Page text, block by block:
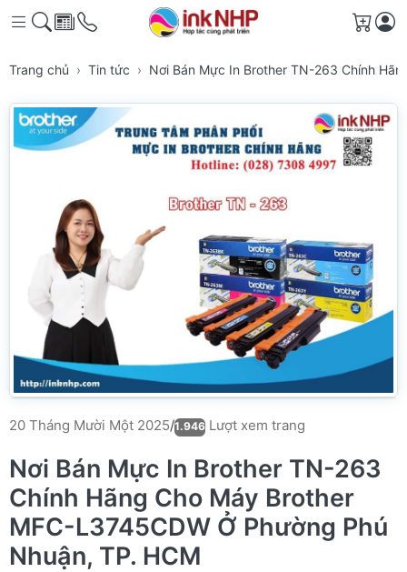
Giỏ
Trang chủ Tin tức Nơi Bán Mực In Brother TN-263 Chính
20 Tháng Mười Một 2025/1.946 Lượt xem trang
Nơi Bán Mực In Brother TN-263
Chính Hãng Cho Máy Brother
MFC-L3745CDW Ở Phường Phú
Nhuận, TP. HCM